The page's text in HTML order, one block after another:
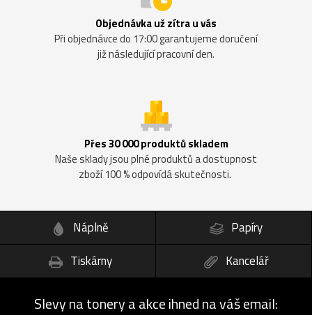
Objednávka už zítra u vás
Při objednávce do 17:00 garantujeme doručení
již následující pracovní den.
Přes 30 000 produktů skladem
Naše sklady jsou plné produktů a dostupnost
zboží 100 % odpovídá skutečnosti.
Náplně
Papíry
Tiskárny
Kancelář
Slevy na tonery a akce ihned na váš email: